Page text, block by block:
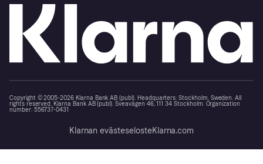
Copyright © 2005-2026 Klarna Bank AB (publ). Headquarters: Stockholm, Sweden. All
rights reserved. Klarna Bank AB (publ). Sveavägen 46, 111 34 Stockholm. Organization
number: 556737-0431
Klarnan evästeselosteKlarna.com